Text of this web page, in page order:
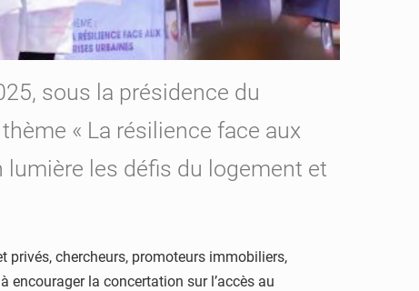
sous la présidence du
« La résilience face aux
lumière les défis du logement et
privés, chercheurs, promoteurs immobiliers,
encourager la concertation sur l’accès au